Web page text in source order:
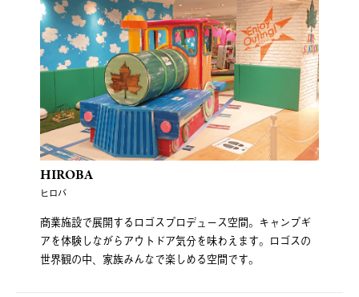
HIROBA
ヒロバ
商業施設で展開するロゴスプロデュース空間。キャンプギ
アを体験しながらアウトドア気分を味わえます。ロゴスの
世界観の中、家族みんなで楽しめる空間です。